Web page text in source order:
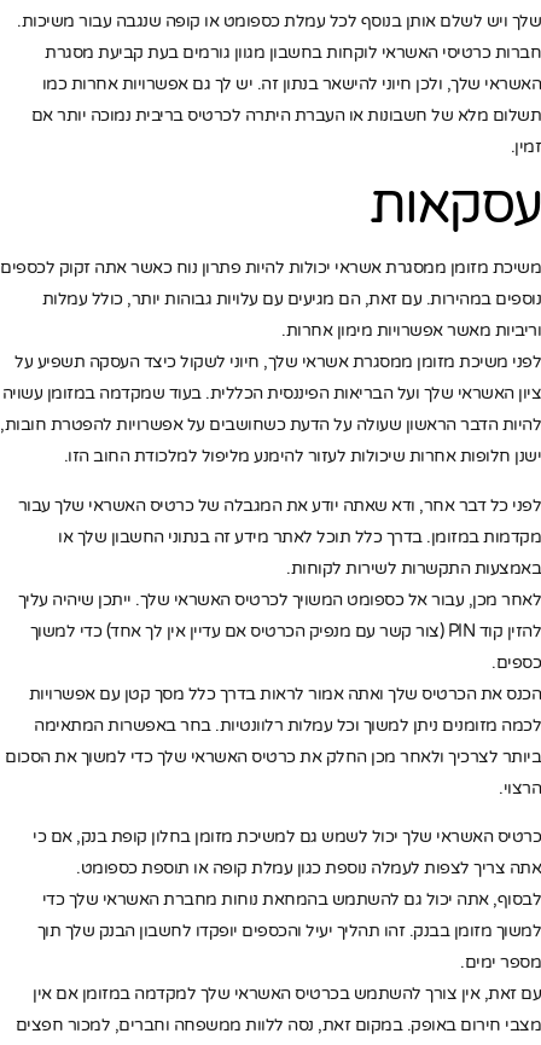
שלך ויש לשלם אותן בנוסף לכל עמלת כספומט או קופה שנגבה עבור משיכות.
חברות כרטיסי האשראי לוקחות בחשבון מגוון גורמים בעת קביעת מסגרת
האשראי שלך, ולכן חיוני להישאר בנתון זה. יש לך גם אפשרויות אחרות כמו
תשלום מלא של חשבונות או העברת היתרה לכרטיס בריבית נמוכה יותר אם
זמין.
עסקאות
משיכת מזומן ממסגרת אשראי יכולות להיות פתרון נוח כאשר אתה זקוק לכספים
נוספים במהירות. עם זאת, הם מגיעים עם עלויות גבוהות יותר, כולל עמלות
וריביות מאשר אפשרויות מימון אחרות.
לפני משיכת מזומן ממסגרת אשראי שלך, חיוני לשקול כיצד העסקה תשפיע על
ציון האשראי שלך ועל הבריאות הפיננסית הכללית. בעוד שמקדמה במזומן עשויה
להיות הדבר הראשון שעולה על הדעת כשחושבים על אפשרויות להפטרת חובות,
ישנן חלופות אחרות שיכולות לעזור להימנע מליפול למלכודת החוב הזו.
לפני כל דבר אחר, ודא שאתה יודע את המגבלה של כרטיס האשראי שלך עבור
מקדמות במזומן. בדרך כלל תוכל לאתר מידע זה בנתוני החשבון שלך או
באמצעות התקשרות לשירות לקוחות.
לאחר מכן, עבור אל כספומט המשויך לכרטיס האשראי שלך. ייתכן שיהיה עליך
להזין קוד PIN (צור קשר עם מנפיק הכרטיס אם עדיין אין לך אחד) כדי למשוך
כספים.
הכנס את הכרטיס שלך ואתה אמור לראות בדרך כלל מסך קטן עם אפשרויות
לכמה מזומנים ניתן למשוך וכל עמלות רלוונטיות. בחר באפשרות המתאימה
ביותר לצרכיך ולאחר מכן החלק את כרטיס האשראי שלך כדי למשוך את הסכום
הרצוי.
כרטיס האשראי שלך יכול לשמש גם למשיכת מזומן בחלון קופת בנק, אם כי
אתה צריך לצפות לעמלה נוספת כגון עמלת קופה או תוספת כספומט.
לבסוף, אתה יכול גם להשתמש בהמחאת נוחות מחברת האשראי שלך כדי
למשוך מזומן בבנק. זהו תהליך יעיל והכספים יופקדו לחשבון הבנק שלך תוך
מספר ימים.
עם זאת, אין צורך להשתמש בכרטיס האשראי שלך למקדמה במזומן אם אין
מצבי חירום באופק. במקום זאת, נסה ללוות ממשפחה וחברים, למכור חפצים